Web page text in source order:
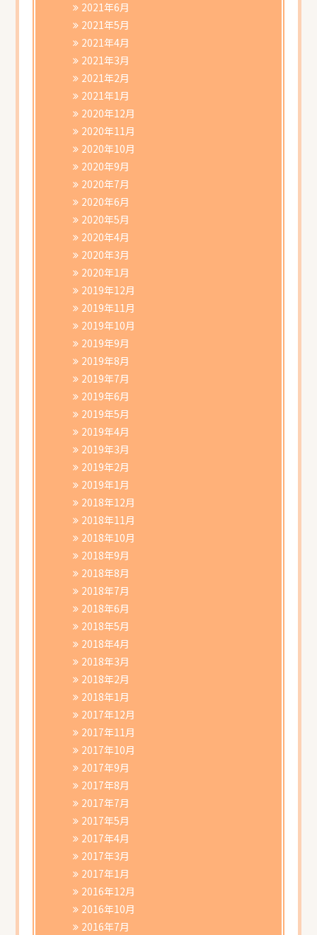
2021年6月
2021年5月
2021年4月
2021年3月
2021年2月
2021年1月
2020年12月
2020年11月
2020年10月
2020年9月
2020年7月
2020年6月
2020年5月
2020年4月
2020年3月
2020年1月
2019年12月
2019年11月
2019年10月
2019年9月
2019年8月
2019年7月
2019年6月
2019年5月
2019年4月
2019年3月
2019年2月
2019年1月
2018年12月
2018年11月
2018年10月
2018年9月
2018年8月
2018年7月
2018年6月
2018年5月
2018年4月
2018年3月
2018年2月
2018年1月
2017年12月
2017年11月
2017年10月
2017年9月
2017年8月
2017年7月
2017年5月
2017年4月
2017年3月
2017年1月
2016年12月
2016年10月
2016年7月